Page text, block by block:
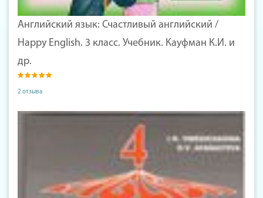
Английский язык: Счастливый английский /
Happy English. 3 класс. Учебник. Кауфман К.И. и
др.
2 отзыва